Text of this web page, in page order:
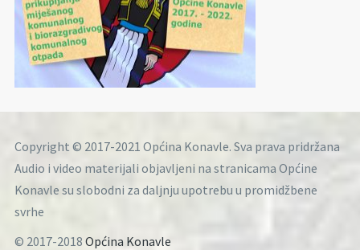
Copyright © 2017-2021 Općina Konavle. Sva prava pridržana
Audio i video materijali objavljeni na stranicama Općine
Konavle su slobodni za daljnju upotrebu u promidžbene
svrhe
© 2017-2018 Općina Konavle